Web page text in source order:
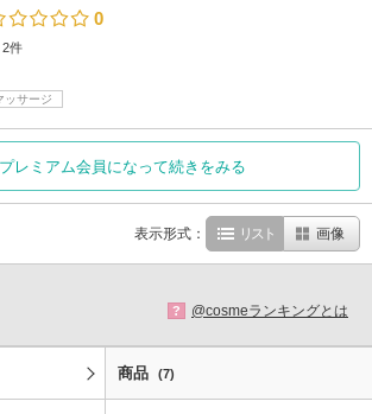
0
2件
ッサージ
プレミアム会員になって続きをみる
表示形式： リスト 画像
? @cosmeランキングとは
商品 (7)